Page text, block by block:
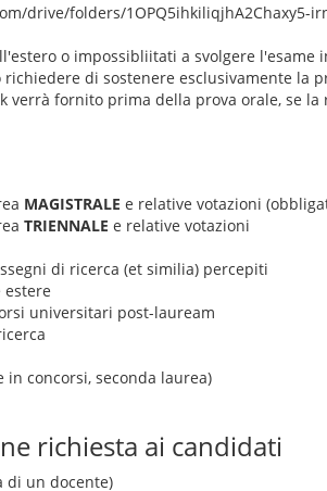
drive/folders/1OPQ5ihkiliqjhA2Chaxy5-
o impossibliitati a svolgere l'esame
di sostenere esclusivamente la
verrà fornito prima della prova orale, se la
MAGISTRALE e relative votazioni
TRIENNALE e relative votazioni
di ricerca (et similia) percepiti
universitari post-lauream
concorsi, seconda laurea)
richiesta ai candidati
di un docente)